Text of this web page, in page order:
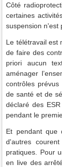
Côté
certaines
suspension n'est
Le télétravail est
de faire des
priori aucun
aménager
contrôles
de santé et de
déclaré des
pendant le
Et pendant que
d'autres
pratiques. Pour
en live des